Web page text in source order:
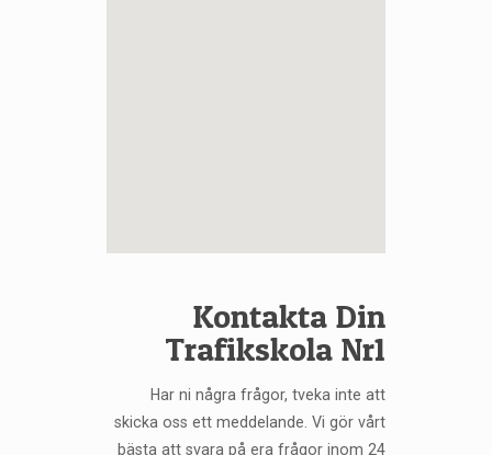
Kontakta Din
Trafikskola Nr1
Har ni några frågor, tveka inte att
skicka oss ett meddelande. Vi gör vårt
bästa att svara på era frågor inom 24